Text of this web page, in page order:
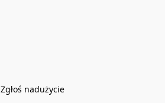
Zgłoś nadużycie